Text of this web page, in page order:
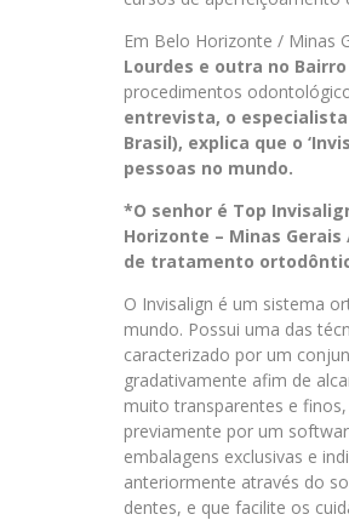
Em Belo Horizonte / Minas
Lourdes e outra no
procedimentos
entrevista, o
Brasil), explica que o
pessoas no mundo.
*O senhor é Top
Horizonte – Minas
de tratamento
O Invisalign é um sistema
mundo. Possui uma das
caracterizado por um
gradativamente afim de
muito transparentes e
previamente por um
embalagens exclusivas e
anteriormente através do
dentes, e que facilite os